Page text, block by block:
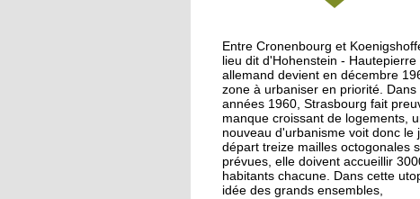
Hautepierre au cœur
jeu vidéo
29 septembre 2016
Les jeunes de
au micro de Radio
25 septembre 2015
Entre Cronenbourg et
lieu dit d'Hohenstein - Hautepierre
allemand devient en décembre
zone à urbaniser en priorité. Dans
années 1960, Strasbourg fait
manque croissant de logements,
nouveau d'urbanisme voit donc le
départ treize mailles octogonales
prévues, elle doivent accueillir
habitants chacune. Dans cette
idée des grands ensembles,